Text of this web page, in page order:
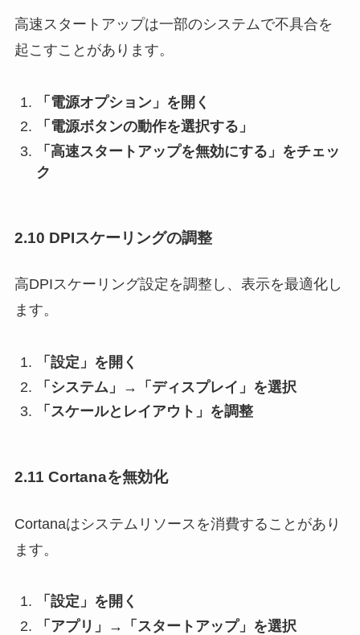
高速スタートアップは一部のシステムで不具合を
起こすことがあります。
「電源オプション」を開く
「電源ボタンの動作を選択する」
「高速スタートアップを無効にする」をチェッ
ク
2.10 DPIスケーリングの調整
高DPIスケーリング設定を調整し、表示を最適化し
ます。
「設定」を開く
「システム」→「ディスプレイ」を選択
「スケールとレイアウト」を調整
2.11 Cortanaを無効化
Cortanaはシステムリソースを消費することがあり
ます。
「設定」を開く
「アプリ」→「スタートアップ」を選択